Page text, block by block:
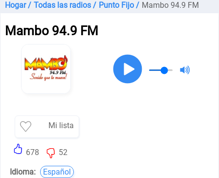
Hogar / Todas las radios / Punto Fijo / Mambo 94.9 FM
Mambo 94.9 FM
Mi lista
678 52
Idioma:
Español